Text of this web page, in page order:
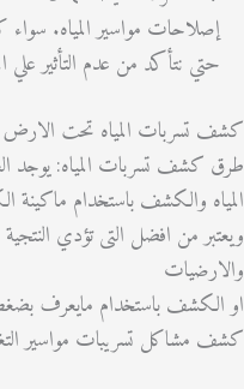
مواسير المياه. سواء
نتأكد من عدم التأثير علي
المياه تحت الارض
تسربات المياه: يوجد
والكشف باستخدام ماكينة
من افضل التى تؤدي النتجية
باستخدام مايعرف بضغط
تسريبات مواسير